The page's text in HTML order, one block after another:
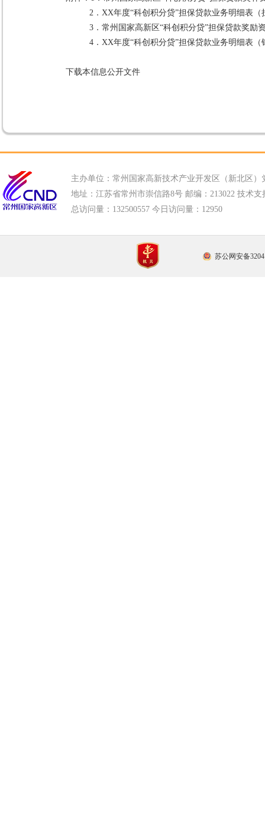
2． XX年度“科创积分贷”担保贷款业务明细表（
3． 常州国家高新区“科创积分贷”担保贷款奖励
4． XX年度“科创积分贷”担保贷款业务明细表（
下载本信息公开文件
主办单位：常州国家高新技术产业开发区（新北区）
地址：江苏省常州市崇信路8号 邮编：213022 技术支
总访问量： 132500557 今日访问量： 12950
苏公网安备